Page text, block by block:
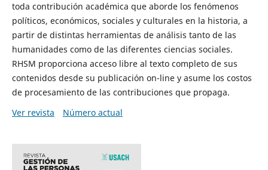
toda contribución académica que aborde los fenómenos
políticos, económicos, sociales y culturales en la historia, a
partir de distintas herramientas de análisis tanto de las
humanidades como de las diferentes ciencias sociales.
RHSM proporciona acceso libre al texto completo de sus
contenidos desde su publicación on-line y asume los costos
de procesamiento de las contribuciones que propaga.
Ver revista
Número actual